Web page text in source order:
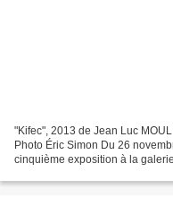
"Kifec", 2013 de Jean Luc MOULÈNE - Courtesy Galerie
Photo Éric Simon Du 26
cinquième exposition à la